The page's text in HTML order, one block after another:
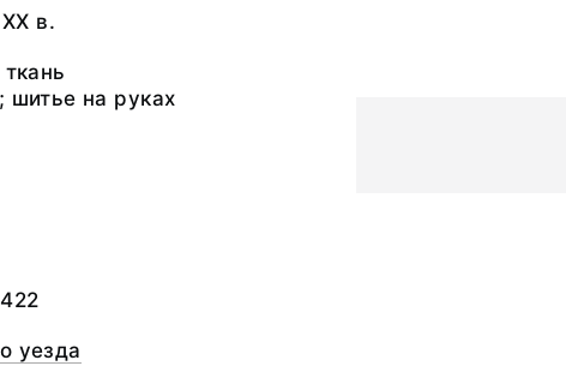
в.
шитье на руках
уезда